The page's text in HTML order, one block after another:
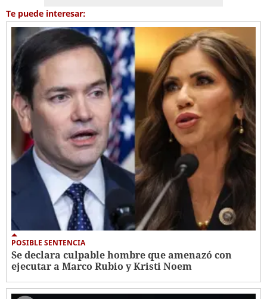
Te puede interesar:
POSIBLE SENTENCIA
Se declara culpable hombre que amenazó con
ejecutar a Marco Rubio y Kristi Noem